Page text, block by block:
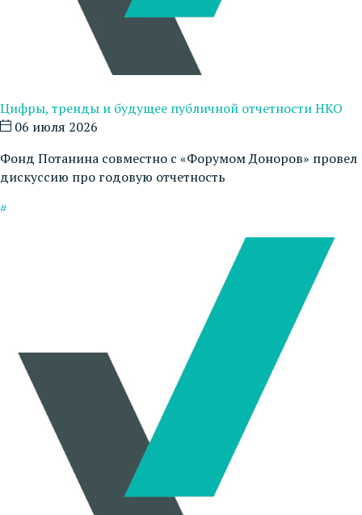
Цифры, тренды и будущее публичной отчетности НКО
06 июля 2026
Фонд Потанина совместно с «Форумом Доноров» провел
дискуссию про годовую отчетность
#